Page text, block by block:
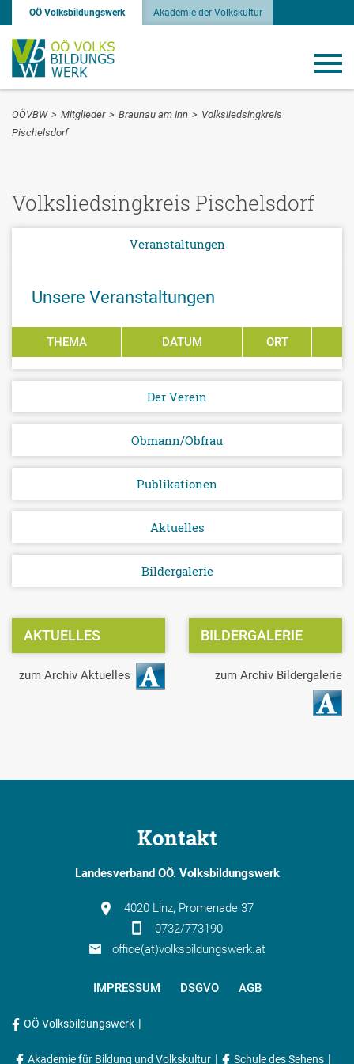
OÖ Volksbildungswerk Akademie der Volkskultur
OÖVBW > Mitglieder > Braunau am Inn > Volksliedsingkreis
Pischelsdorf
Volksliedsingkreis Pischelsdorf
Veranstaltungen
Unsere Veranstaltungen
THEMA DATUM ORT
Der Verein
Obmann/Obfrau
Publikationen
Aktuelles
Bildergalerie
AKTUELLES
zum Archiv Aktuelles
BILDERGALERIE
zum Archiv Bildergalerie
Kontakt
Landesverband OÖ. Volksbildungswerk
4020 Linz, Promenade 37
0732/773190
office(at)volksbildungswerk.at
IMPRESSUM DSGVO AGB
OÖ Volksbildungswerk |
Akademie für Bildung und Volkskultur | Schule des Sehens |